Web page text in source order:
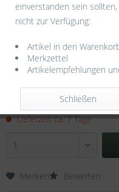
11,90 € *
zzgl. Versandkosten
Lieferzeit ca. 7 Tage
Merken Bewerten
einverstanden sein
nicht zur Verfügung:
Artikel in den
Merkzettel
Artikelempfehlungen
Schließen